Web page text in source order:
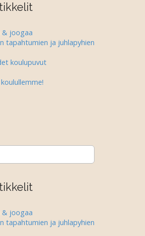
& joogaa
tapahtumien ja juhlapyhien
koulupuvut
& joogaa
tapahtumien ja juhlapyhien